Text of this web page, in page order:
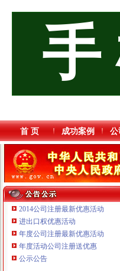
手
首 页 成功案例 公
2014公司注册最新优惠活动
进出口权优惠活动
年度公司注册最新优惠活动
年度活动公司注册送优惠
公示公告
重庆三虹房地产营销策划有限公司